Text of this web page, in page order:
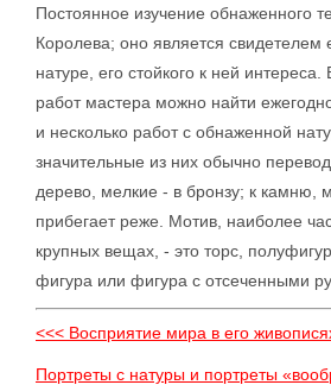
Постоянное изучение обнаженного
Королева; оно является свидетелем
натуре, его стойкого к ней
работ мастера можно найти
и несколько работ с обнаженной
значительные из них обычно
дерево, мелкие - в бронзу; к камню,
прибегает реже. Мотив, наиболее
крупных вещах, - это торс,
фигура или фигура с отсеченными
<<< Восприятие мира в его
Портреты с натуры и портреты